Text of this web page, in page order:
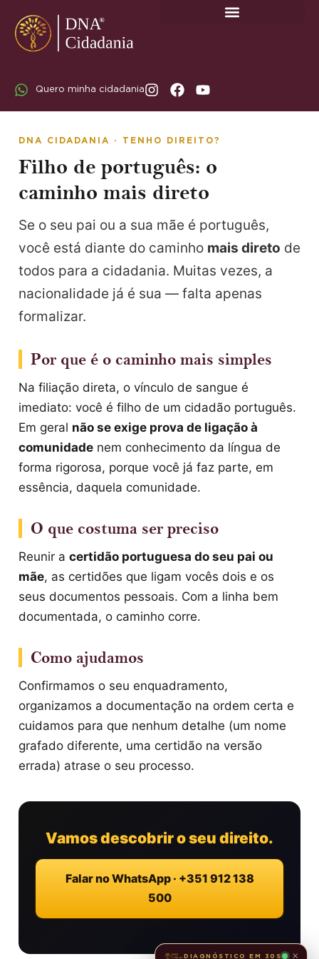
Quero minha cidadania
DNA CIDADANIA · TENHO DIREITO?
Filho de português: o
caminho mais direto
Se o seu pai ou a sua mãe é português,
você está diante do caminho mais direto de
todos para a cidadania. Muitas vezes, a
nacionalidade já é sua — falta apenas
formalizar.
Por que é o caminho mais simples
Na filiação direta, o vínculo de sangue é
imediato: você é filho de um cidadão português.
Em geral não se exige prova de ligação à
comunidade nem conhecimento da língua de
forma rigorosa, porque você já faz parte, em
essência, daquela comunidade.
O que costuma ser preciso
Reunir a certidão portuguesa do seu pai ou
mãe, as certidões que ligam vocês dois e os
seus documentos pessoais. Com a linha bem
documentada, o caminho corre.
Como ajudamos
Confirmamos o seu enquadramento,
organizamos a documentação na ordem certa e
cuidamos para que nenhum detalhe (um nome
grafado diferente, uma certidão na versão
errada) atrase o seu processo.
Vamos descobrir o seu direito.
Falar no WhatsApp · +351 912 138
500
DIAGNÓSTICO EM 30S ×